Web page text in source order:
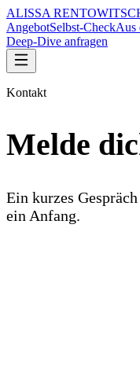
ALISSA
AngebotSelbst-CheckAus
Deep-Dive anfragen
Kontakt
Melde
Ein kurzes
ein Anfang.